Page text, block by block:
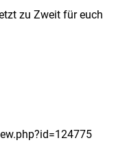
zu Zweit für euch